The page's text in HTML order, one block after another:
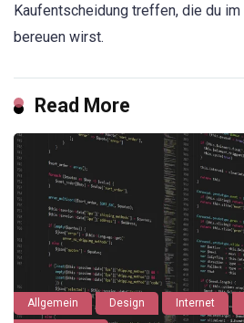
Kaufentscheidung treffen, die du im
bereuen wirst.
Read More
Allgemein Design Internet